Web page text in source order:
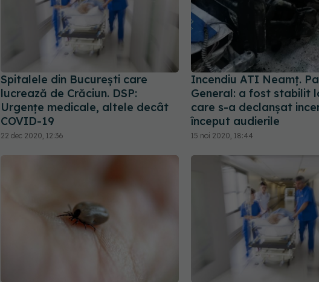
Spitalele din București care
lucrează de Crăciun. DSP:
Urgențe medicale, altele decât
COVID-19
22 dec 2020, 12:36
Incendiu ATI Neamț.
General: a fost stabilit
care s-a declanşat
început audierile
15 noi 2020, 18:44